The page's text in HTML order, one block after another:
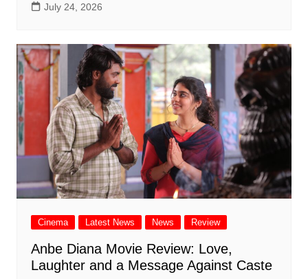
July 24, 2026
Cinema Latest News News Review
Anbe Diana Movie Review: Love,
Laughter and a Message Against Caste